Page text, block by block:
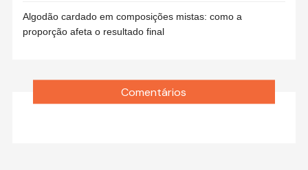
Algodão cardado em composições mistas: como a
proporção afeta o resultado final
Comentários